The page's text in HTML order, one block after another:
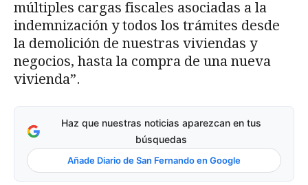
múltiples cargas fiscales asociadas a la
indemnización y todos los trámites desde
la demolición de nuestras viviendas y
negocios, hasta la compra de una nueva
vivienda”.
Haz que nuestras noticias aparezcan en tus
búsquedas
Añade Diario de San Fernando en Google